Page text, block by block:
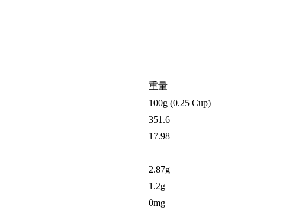
重量
100g (0.25 Cup)
351.6
17.98
2.87g
1.2g
0mg